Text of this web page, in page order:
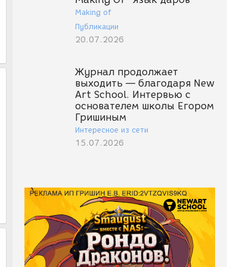
Making of
Публикации
20.07.2026
Журнал продолжает
выходить — благодаря New
Art School. Интервью с
основателем школы Егором
Гришиным
Интересное из сети
15.07.2026